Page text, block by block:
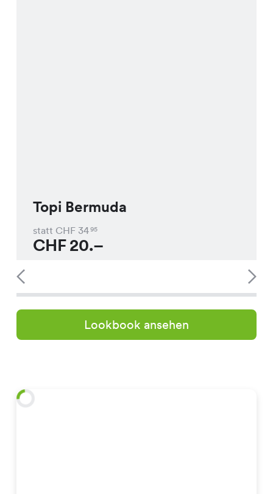
Topi Bermuda
statt CHF 3495
CHF20.–
Lookbook ansehen